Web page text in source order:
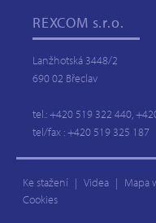
REXCOM s.r.o.
Lanžhotská 3448/2
690 02 Břeclav
tel.: +420 519 322 440,
tel/fax : +420 519 325 187
Ke stažení | Videa | Mapa
Cookies